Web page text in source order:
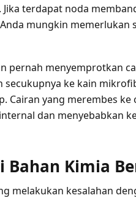
terdapat noda
mungkin memerlukan
pernah menyemprotkan
secukupnya ke kain
Cairan yang merembes
dan menyebabkan
Bahan Kimia
melakukan kesalahan